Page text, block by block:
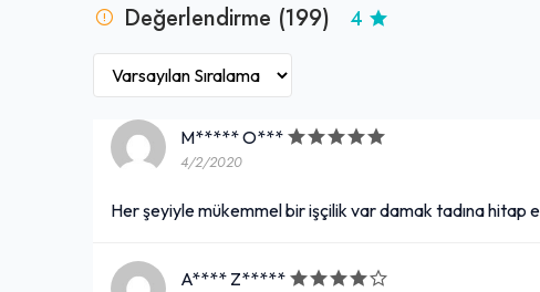
Değerlendirme (199) 4
M***** O***
4/2/2020
Her şeyiyle mükemmel bir işçilik var damak tadına hitap
A**** Z*****